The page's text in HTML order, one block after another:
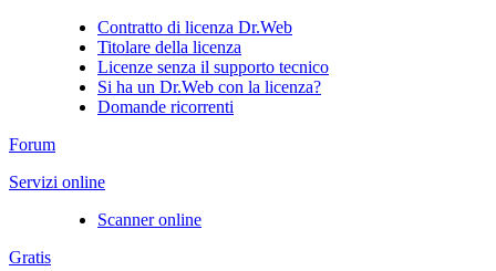
Contratto di licenza Dr.Web
Titolare della licenza
Licenze senza il supporto tecnico
Si ha un Dr.Web con la licenza?
Domande ricorrenti
Forum
Servizi online
Scanner online
Gratis